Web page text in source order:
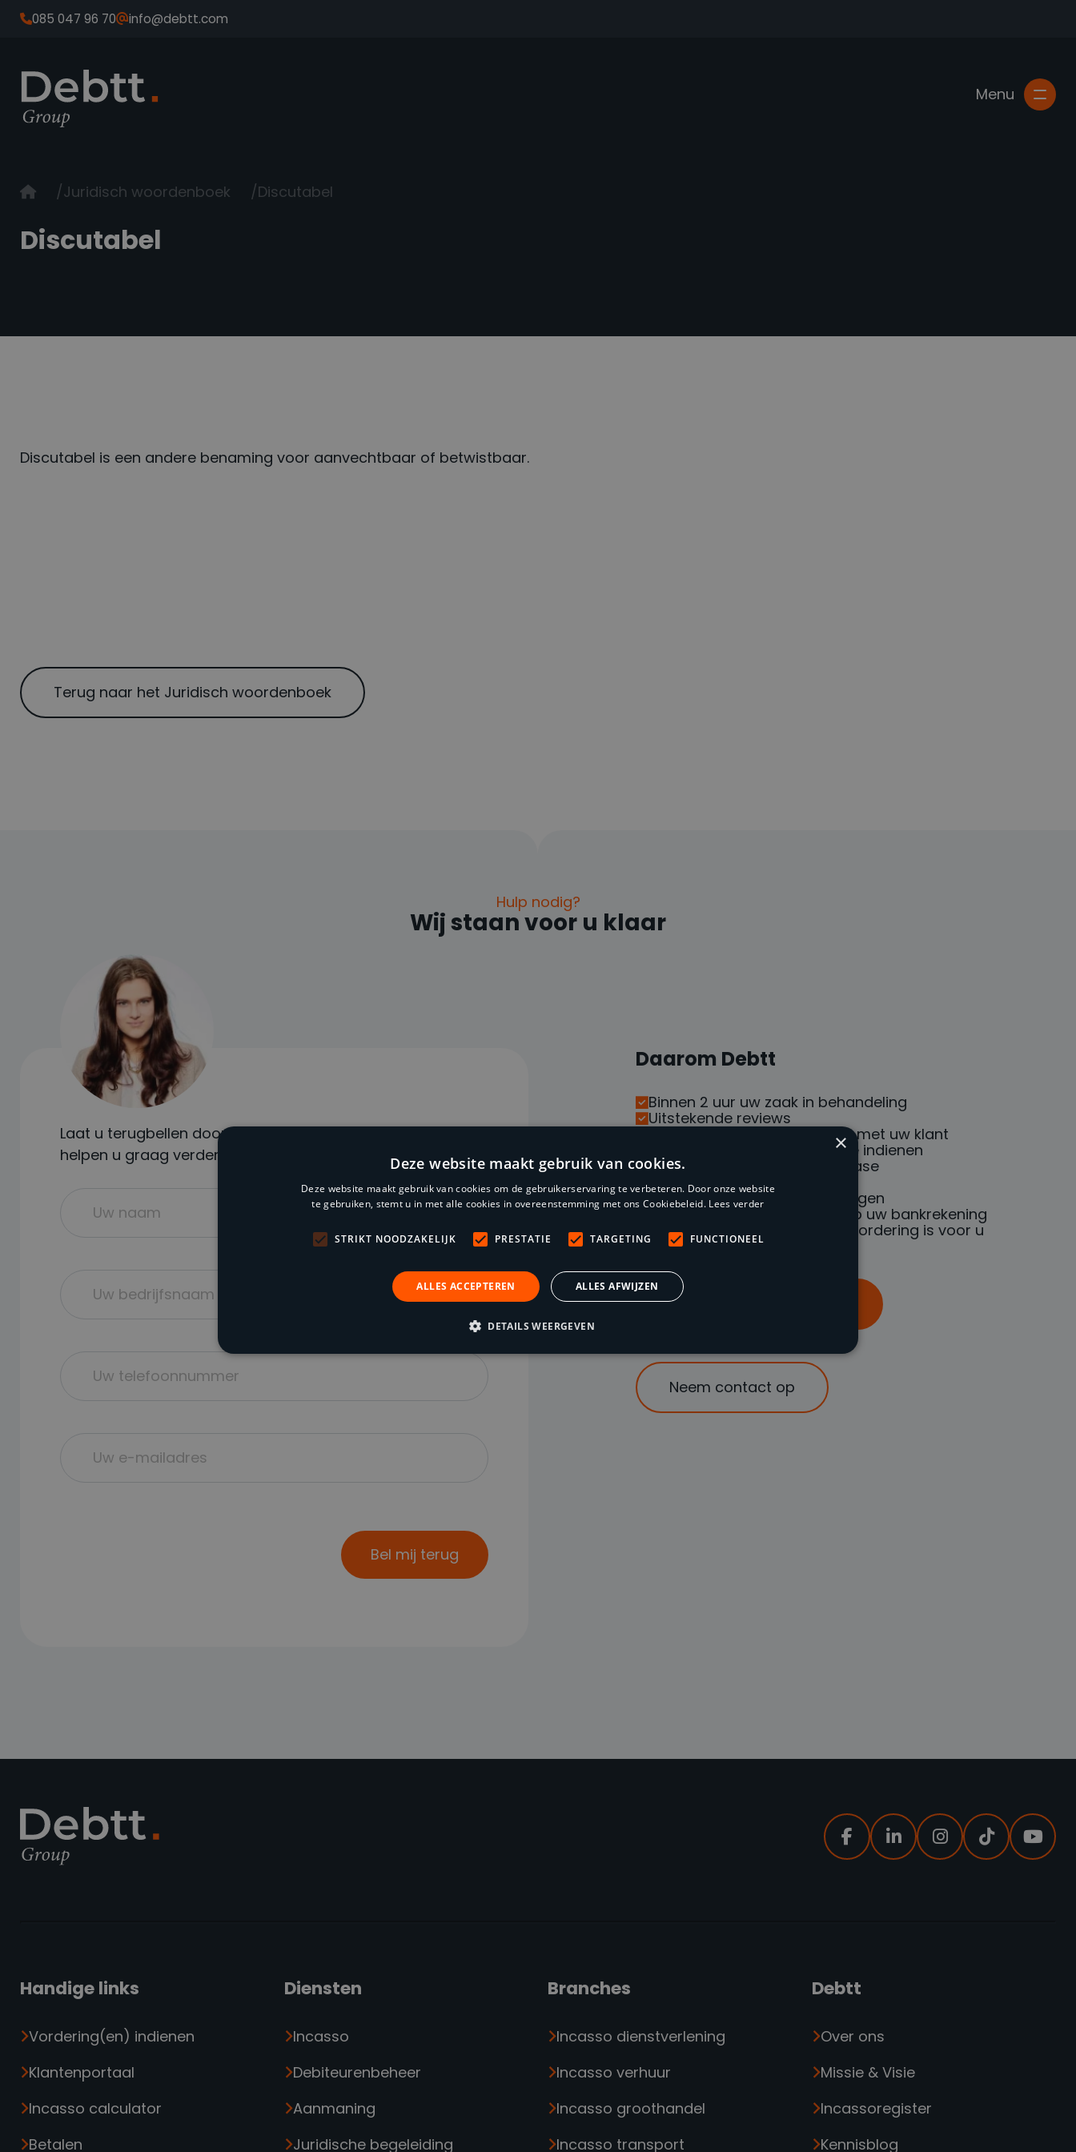
085 047 96 70 info@debtt.com
Juridisch woordenboek Discutabel
Discutabel
Discutabel is een andere benaming voor aanvechtbaar of betwistbaar.
Terug naar het Juridisch woordenboek
Hulp nodig?
Wij staan voor u klaar
Laat u terugbellen door één van onze specialisten. Wij
helpen u graag verder bij uw incassovraagstuk.
Bel mij terug
Daarom Debtt
Binnen 2 uur uw zaak in behandeling
Uitstekende reviews
Professionele communicatie met uw klant
Eenvoudig vorderingen online indienen
24/7 op de hoogte van uw case
Incasseren via social media
Mogelijkheid met API koppelingen
Vandaag betaald, morgen op uw bankrekening
Wettelijke handelsrente van vordering is voor u
Bel ons op 085 047 96 70
Neem contact op
Handige links
Vordering(en) indienen
Klantenportaal
Incasso calculator
Betalen
Diensten
Incasso
Debiteurenbeheer
Aanmaning
Juridische begeleiding
Branches
Incasso dienstverlening
Incasso verhuur
Incasso groothandel
Incasso transport
Debtt
Over ons
Missie & Visie
Incassoregister
Kennisblog
×
Deze website maakt gebruik van cookies.
Deze website maakt gebruik van cookies om de gebruikerservaring te verbeteren. Door onze website
te gebruiken, stemt u in met alle cookies in overeenstemming met ons Cookiebeleid. Lees verder
STRIKT NOODZAKELIJK PRESTATIE TARGETING FUNCTIONEEL
ALLES ACCEPTEREN ALLES AFWIJZEN
DETAILS WEERGEVEN